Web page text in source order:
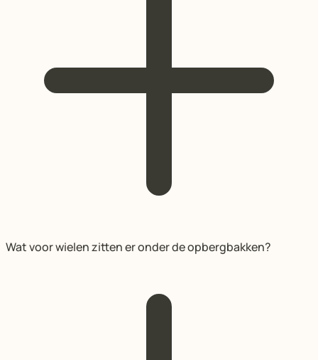
Wat voor wielen zitten er onder de opbergbakken?